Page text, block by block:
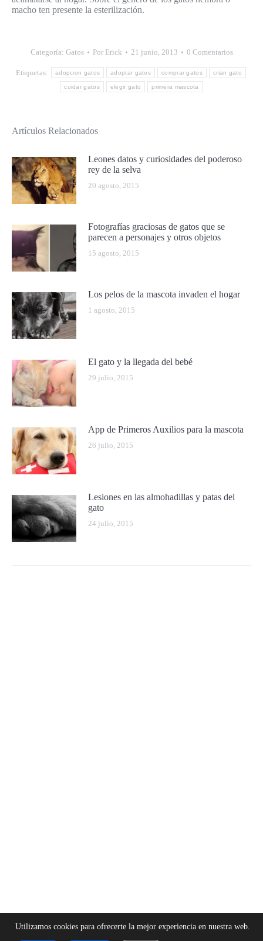
macho ten presente la esterilización.
Categoría: Gatos Por Erick 21 junio, 2013 0 Comentarios
Etiquetas: adopcion gatos adoptar gatos comprar gatos crian gato
cuidar gatos elegir gato primera mascota
Artículos Relacionados
Leones datos y curiosidades del poderoso
rey de la selva
20 agosto, 2015
Fotografías graciosas de gatos que se
parecen a personajes y otros objetos
15 agosto, 2015
Los pelos de la mascota invaden el hogar
1 agosto, 2015
El gato y la llegada del bebé
29 julio, 2015
App de Primeros Auxilios para la mascota
26 julio, 2015
Lesiones en las almohadillas y patas del
gato
24 julio, 2015
Utilizamos cookies para ofrecerte la mejor experiencia en nuestra web.